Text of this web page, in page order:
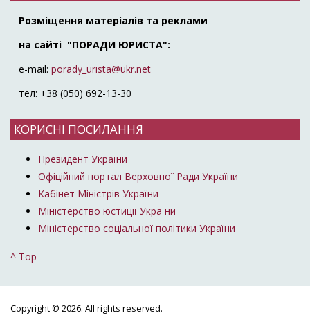
Розміщення матеріалів та реклами
на сайті "ПОРАДИ ЮРИСТА":
e-mail: porady_urista@ukr.net
тел: +38 (050) 692-13-30
КОРИСНІ ПОСИЛАННЯ
Президент України
Офіційний портал Верховної Ради України
Кабінет Міністрів України
Міністерство юстиції України
Міністерство соціальної політики України
^ Top
Copyright © 2026. All rights reserved.